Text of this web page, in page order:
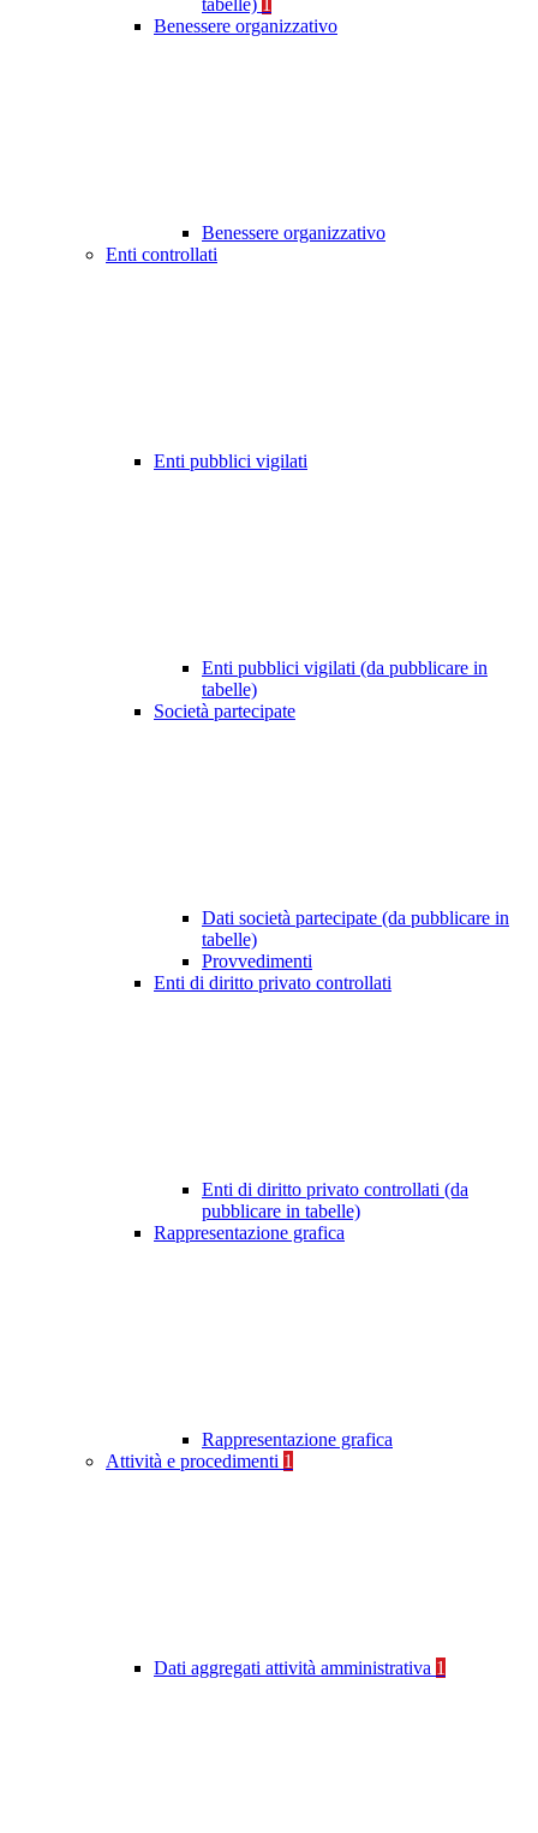
tabelle)
Benessere organizzativo
Benessere organizzativo
Enti controllati
Enti pubblici vigilati
Enti pubblici vigilati (da pubblicare in
tabelle)
Società partecipate
Dati società partecipate (da pubblicare in
tabelle)
Provvedimenti
Enti di diritto privato controllati
Enti di diritto privato controllati (da
pubblicare in tabelle)
Rappresentazione grafica
Rappresentazione grafica
Attività e procedimenti 1
Dati aggregati attività amministrativa 1